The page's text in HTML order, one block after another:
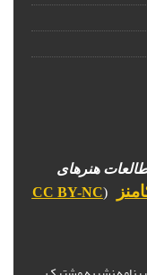
هنرهای
(
CC BY-NC